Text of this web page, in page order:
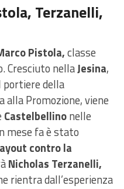
Terzanelli,
Pistola,classe
Cresciuto nellaJesina,
portiere della
alla Promozione, viene
Castelbellinonelle
mese fa è stato
contro la
Nicholas Terzanelli,
rientra dall’esperienza